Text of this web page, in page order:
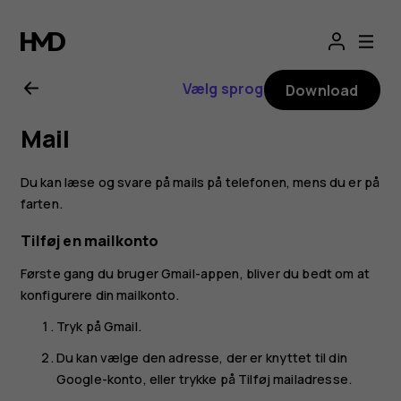
Brugervejledning
til
Nokia
4.2
Vælg sprog Download
Mail
Du kan læse og svare på mails på telefonen, mens du er på
farten.
Tilføj en mailkonto
Første gang du bruger Gmail-appen, bliver du bedt om at
konfigurere din mailkonto.
Tryk påGmail.
Du kan vælge den adresse, der er knyttet til din
Google-konto, eller trykke på Tilføj mailadresse.